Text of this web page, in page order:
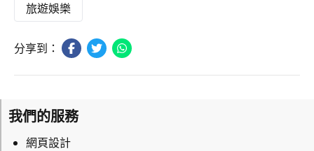
旅遊娛樂
分享到：
我們的服務
網頁設計